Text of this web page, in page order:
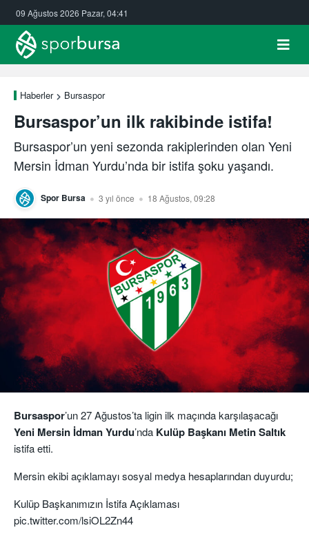
09 Ağustos 2026 Pazar, 04:41
Haberler Bursaspor
Bursaspor’un ilk rakibinde istifa!
Bursaspor’un yeni sezonda rakiplerinden olan Yeni
Mersin İdman Yurdu’nda bir istifa şoku yaşandı.
Spor Bursa 3 yıl önce 18 Ağustos, 09:28
Bursaspor’un 27 Ağustos’ta ligin ilk maçında karşılaşacağı
Yeni Mersin İdman Yurdu’nda Kulüp Başkanı Metin Saltık
istifa etti.
Mersin ekibi açıklamayı sosyal medya hesaplarından duyurdu;
Kulüp Başkanımızın İstifa Açıklaması
pic.twitter.com/lsiOL2Zn44